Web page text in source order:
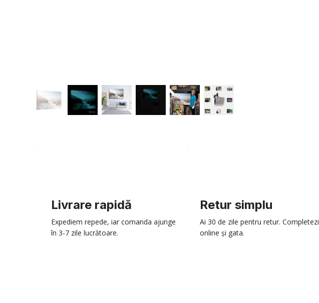
Livrare rapidă
Expediem repede, iar comanda ajunge
în 3-7 zile lucrătoare.
Retur simplu
Ai 30 de zile pentru retur. Completezi
online și gata.